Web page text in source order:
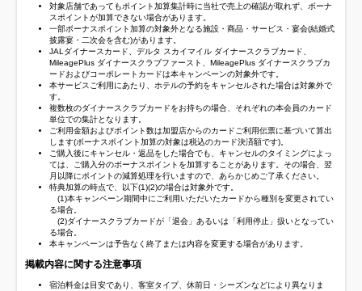
対象店舗であってもポイント加算集計時に当社で売上の確認が取れず、ボーナ
スポイントが加算できない場合があります。
一部ボーナスポイント加算の対象外となる施設・商品・サービス・宴会(結婚式
披露宴・二次会を含む)があります。
JALダイナースカード、デルタ スカイマイル ダイナースクラブカード、
MileagePlus ダイナースクラブファースト、MileagePlus ダイナースクラブカ
ードおよびコーポレートカードは本キャンペーンの対象外です。
本サービスご利用にあたり、ホテルの予約をキャンセルされた場合は対象外で
す。
複数枚のダイナースクラブカードをお持ちの場合、それぞれの本会員のカード
単位での集計となります。
ご利用金額およびポイント数は加盟店からのカードご利用伝票に基づいて算出
します(ボーナスポイント加算の対象は税込のカード決済額です)。
ご購入後にキャンセル・返品をした場合でも、キャンセルのタイミングによっ
ては、ご購入分のボーナスポイントを加算することがあります。その場合、翌
月以降にポイントの減算処理を行いますので、あらかじめご了承ください。
特典加算の時点で、以下(1)(2)の場合は対象外です。
(1)本キャンペーン期間中にご利用いただいたカードから種別を変更されてい
る場合。
(2)ダイナースクラブカードが「退会」あるいは「利用停止」扱いとなってい
る場合。
本キャンペーンは予告なく終了または内容を変更する場合があります。
掲載内容に関する注意事項
宿泊料金は目安であり、客室タイプ、休前日・シーズンなどにより異なりま